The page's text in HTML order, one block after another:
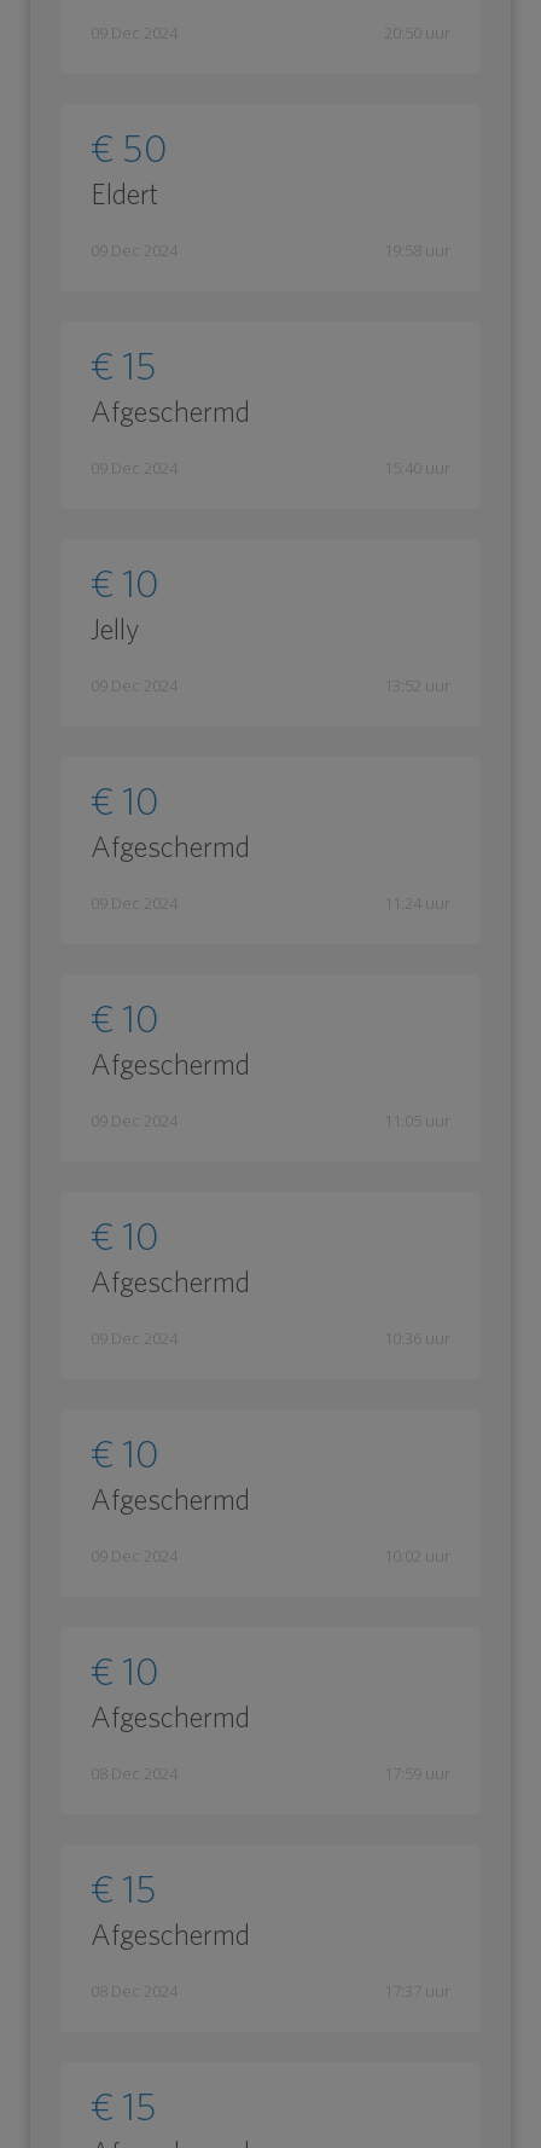
09 Dec 2024 20:50 uur
€ 50
Eldert
09 Dec 2024 19:58 uur
€ 15
Afgeschermd
09 Dec 2024 15:40 uur
€ 10
Jelly
09 Dec 2024 13:52 uur
€ 10
Afgeschermd
09 Dec 2024 11:24 uur
€ 10
Afgeschermd
09 Dec 2024 11:05 uur
€ 10
Afgeschermd
09 Dec 2024 10:36 uur
€ 10
Afgeschermd
09 Dec 2024 10:02 uur
€ 10
Afgeschermd
08 Dec 2024 17:59 uur
€ 15
Afgeschermd
08 Dec 2024 17:37 uur
€ 15